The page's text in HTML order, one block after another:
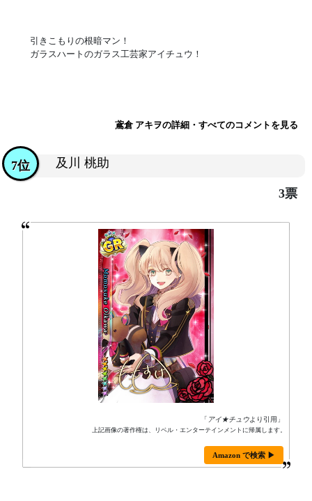
引きこもりの根暗マン！
ガラスハートのガラス工芸家アイチュウ！
鳶倉 アキヲの詳細・すべてのコメントを見る
及川 桃助
7位
3票
「 アイ★チュウより引用」
上記画像の著作権は、リベル・エンターテインメントに帰属します。
Amazon で検索 ▶